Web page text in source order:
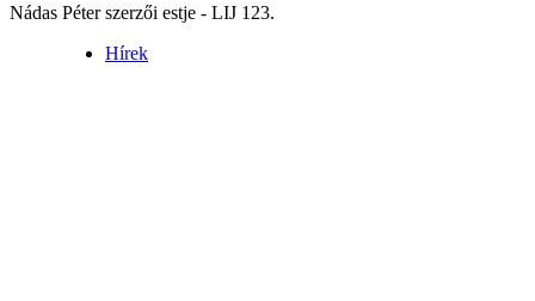
Nádas Péter szerzői estje - LIJ 123.
Hírek